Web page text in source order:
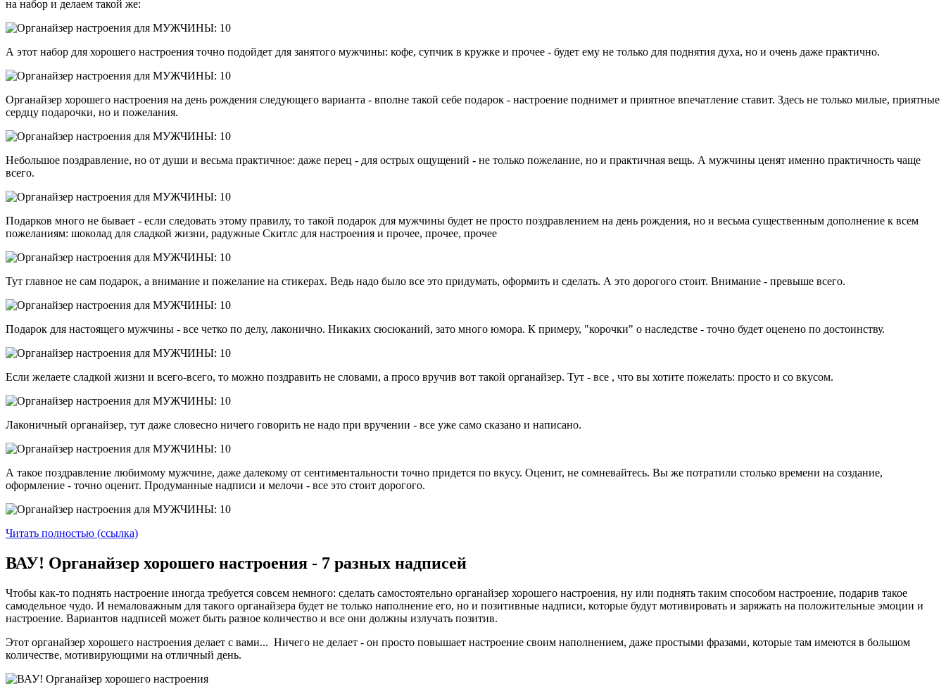
на набор и делаем такой же:
А этот набор для хорошего настроения точно подойдет для занятого мужчины: кофе, супчик в кружке и прочее - будет ему не только для поднятия духа, но и очень даже практично.
Органайзер хорошего настроения на день рождения следующего варианта - вполне такой себе подарок - настроение поднимет и приятное впечатление ставит. Здесь не только милые, приятные
сердцу подарочки, но и пожелания.
Небольшое поздравление, но от души и весьма практичное: даже перец - для острых ощущений - не только пожелание, но и практичная вещь. А мужчины ценят именно практичность чаще
всего.
Подарков много не бывает - если следовать этому правилу, то такой подарок для мужчины будет не просто поздравлением на день рождения, но и весьма существенным дополнение к всем
пожеланиям: шоколад для сладкой жизни, радужные Скитлс для настроения и прочее, прочее, прочее
Тут главное не сам подарок, а внимание и пожелание на стикерах. Ведь надо было все это придумать, оформить и сделать. А это дорогого стоит. Внимание - превыше всего.
Подарок для настоящего мужчины - все четко по делу, лаконично. Никаких сюсюканий, зато много юмора. К примеру, "корочки" о наследстве - точно будет оценено по достоинству.
Если желаете сладкой жизни и всего-всего, то можно поздравить не словами, а просо вручив вот такой органайзер. Тут - все , что вы хотите пожелать: просто и со вкусом.
Лаконичный органайзер, тут даже словесно ничего говорить не надо при вручении - все уже само сказано и написано.
А такое поздравление любимому мужчине, даже далекому от сентиментальности точно придется по вкусу. Оценит, не сомневайтесь. Вы же потратили столько времени на создание,
оформление - точно оценит. Продуманные надписи и мелочи - все это стоит дорогого.
Читать полностью (ссылка)
ВАУ! Органайзер хорошего настроения - 7 разных надписей
Чтобы как-то поднять настроение иногда требуется совсем немного: сделать самостоятельно органайзер хорошего настроения, ну или поднять таким способом настроение, подарив такое
самодельное чудо. И немаловажным для такого органайзера будет не только наполнение его, но и позитивные надписи, которые будут мотивировать и заряжать на положительные эмоции и
настроение. Вариантов надписей может быть разное количество и все они должны излучать позитив.
Этот органайзер хорошего настроения делает с вами... Ничего не делает - он просто повышает настроение своим наполнением, даже простыми фразами, которые там имеются в большом
количестве, мотивирующими на отличный день.